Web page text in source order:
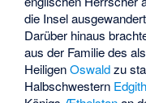
die Insel
Darüber hinaus
aus der Familie des als
HeiligenOswaldzu
Halbschwestern Edgith